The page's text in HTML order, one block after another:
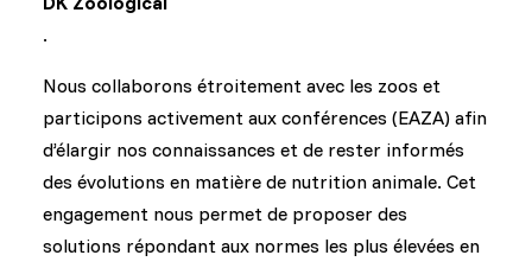
.
Nous collaborons étroitement avec les zoos et
participons activement aux conférences (EAZA) afin
d’élargir nos connaissances et de rester informés
des évolutions en matière de nutrition animale. Cet
engagement nous permet de proposer des
solutions répondant aux normes les plus élevées en